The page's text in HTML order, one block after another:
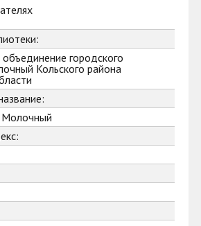
городского
Кольского района
Молочный